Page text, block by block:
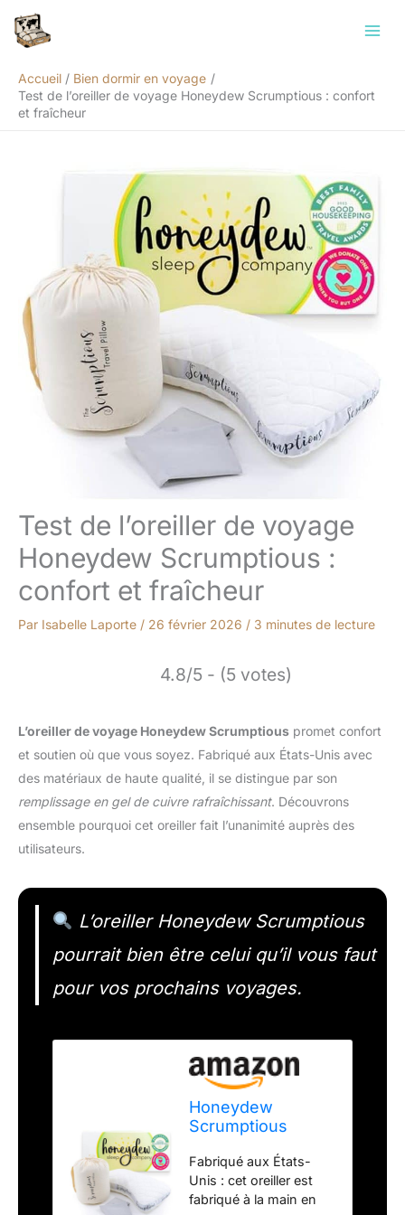
Accueil
Bien dormir en voyage
Test de l’oreiller de voyage Honeydew Scrumptious : confort
et fraîcheur
Test de l’oreiller de voyage
Honeydew Scrumptious :
confort et fraîcheur
Par Isabelle Laporte / 26 février 2026 / 3 minutes de lecture
4.8/5 - (5 votes)
L’oreiller de voyage Honeydew Scrumptious promet confort
et soutien où que vous soyez. Fabriqué aux États-Unis avec
des matériaux de haute qualité, il se distingue par son
remplissage en gel de cuivre rafraîchissant. Découvrons
ensemble pourquoi cet oreiller fait l’unanimité auprès des
utilisateurs.
L’oreiller Honeydew Scrumptious
pourrait bien être celui qu’il vous faut
pour vos prochains voyages.
Honeydew
Scrumptious
– Fabriqué aux
États-Unis avec
Remplissage de
Fabriqué aux États-
Unis : cet oreiller est
fabriqué à la main en
Rechercher